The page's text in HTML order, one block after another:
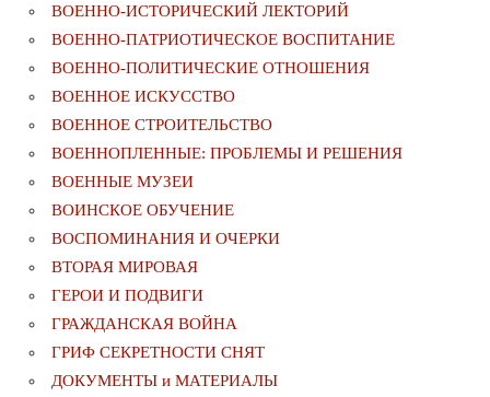
ВОЕННО-ИСТОРИЧЕСКИЙ ЛЕКТОРИЙ
ВОЕННО-ПАТРИОТИЧЕСКОЕ ВОСПИТАНИЕ
ВОЕННО-ПОЛИТИЧЕСКИE ОТНОШЕНИЯ
ВОЕННОЕ ИСКУССТВО
ВОЕННОЕ СТРОИТЕЛЬСТВО
ВОЕННОПЛЕННЫЕ: ПРОБЛЕМЫ И РЕШЕНИЯ
ВОЕННЫЕ МУЗЕИ
ВОИНСКОЕ ОБУЧЕНИЕ
ВОСПОМИНАНИЯ И ОЧЕРКИ
ВТОРАЯ МИРОВАЯ
ГЕРОИ И ПОДВИГИ
ГРАЖДАНСКАЯ ВОЙНА
ГРИФ СЕКРЕТНОСТИ СНЯТ
ДОКУМЕНТЫ и МАТЕРИАЛЫ